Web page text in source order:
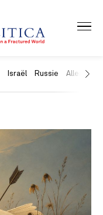
Israël Russie Allemagne